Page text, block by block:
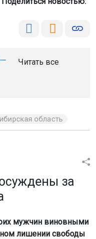
Читать все
область
за
мужчин виновными
лишении свободы